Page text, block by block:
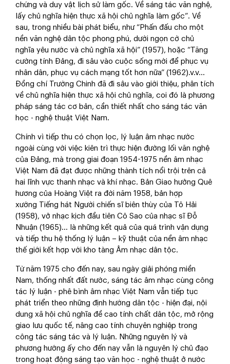
chứng và duy vật lịch sử làm gốc. Về sáng tác văn nghệ,
lấy chủ nghĩa hiện thực xã hội chủ nghĩa làm gốc”. Về
sau, trong nhiều bài phát biểu, như “Phấn đấu cho một
nền văn nghệ dân tộc phong phú, dưới ngọn cờ chủ
nghĩa yêu nước và chủ nghĩa xã hội” (1957), hoặc “Tăng
cường tính Đảng, đi sâu vào cuộc sống mới để phục vụ
nhân dân, phục vụ cách mạng tốt hơn nữa” (1962).v.v...
Đồng chí Trường Chinh đã đi sâu vào giới thiệu, phân tích
về chủ nghĩa hiện thực xã hội chủ nghĩa, coi đó là phương
pháp sáng tác cơ bản, cần thiết nhất cho sáng tác văn
học - nghệ thuật Việt Nam.
Chính vì tiếp thu có chọn lọc, lý luận âm nhạc nước
ngoài cùng với việc kiên trì thực hiện đường lối văn nghệ
của Đảng, mà trong giai đoạn 1954-1975 nền âm nhạc
Việt Nam đã đạt được những thành tích nổi trội trên cả
hai lĩnh vực thanh nhạc và khí nhạc. Bản Giao hưởng Quê
hương của Hoàng Việt ra đời năm 1958, bản hợp
xướng Tiếng hát Người chiến sĩ biên thùy của Tô Hải
(1958), vở nhạc kịch đầu tiên Cô Sao của nhạc sĩ Đỗ
Nhuận (1965)... là những kết quả của quá trình vận dụng
và tiếp thu hệ thống lý luận – kỹ thuật của nền âm nhạc
thế giới kết hợp với kho tàng Âm nhạc dân tộc.
Từ năm 1975 cho đến nay, sau ngày giải phóng miền
Nam, thống nhất đất nước, sáng tác âm nhạc cùng công
tác lý luận - phê bình âm nhạc Việt Nam vẫn tiếp tục
phát triển theo những định hướng dân tộc - hiện đại, nội
dung xã hội chủ nghĩa đề cao tính chất dân tộc, mở rộng
giao lưu quốc tế, nâng cao tính chuyên nghiệp trong
công tác sáng tác và lý luận. Những nguyên lý và
phương hướng ấy cho đến nay vẫn là nguyên lý chủ đạo
trong hoạt động sáng tạo văn học - nghệ thuật ở nước